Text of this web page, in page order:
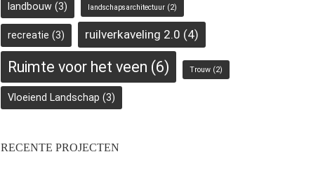
landbouw (3) landschapsarchitectuur (2)
recreatie (3) ruilverkaveling 2.0 (4)
Ruimte voor het veen (6) Trouw (2)
Vloeiend Landschap (3)
RECENTE PROJECTEN